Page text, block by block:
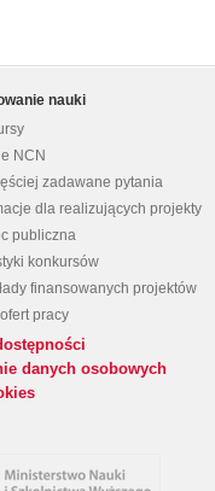
nauki
NCN
zadawane pytania
dla realizujących projekty
publiczna
konkursów
finansowanych projektów
pracy
danych osobowych